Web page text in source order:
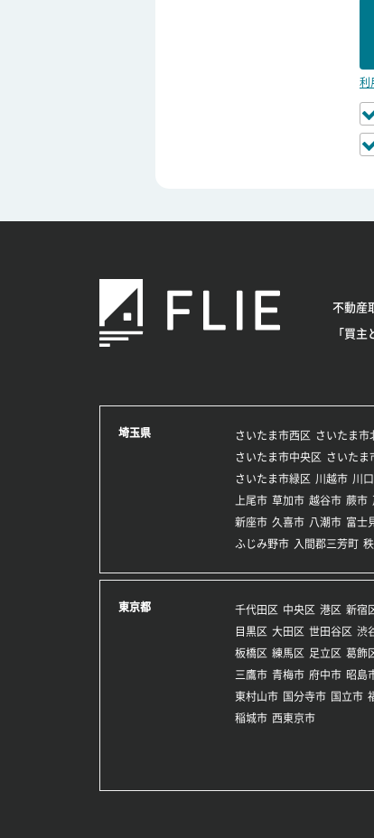
利
不動産
「買
埼玉県 さいたま市西区 さいたま市
さいたま市中央区
さいたま
さいたま市緑区 川越市 川
上尾市 草加市 越谷市 蕨市
新座市 久喜市 八潮市 富士
ふじみ野市 入間郡三芳町
東京都 千代田区 中央区 港区 新宿
目黒区 大田区 世田谷区 渋
板橋区 練馬区 足立区 葛飾
三鷹市 青梅市 府中市 昭島
東村山市 国分寺市 国立市
稲城市 西東京市